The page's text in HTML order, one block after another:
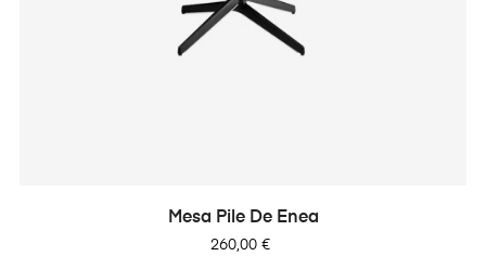
Mesa Pile De Enea
Precio
260,00 €